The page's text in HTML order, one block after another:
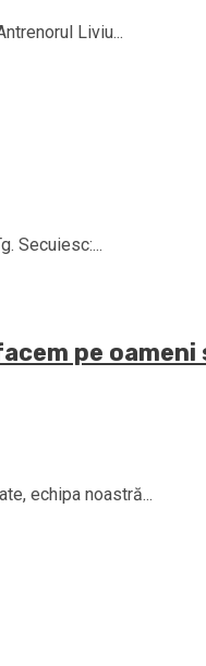
Liviu...
Secuiesc:...
pe
echipa noastră...